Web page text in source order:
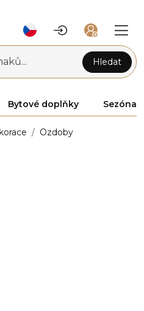
Hledat
Bytové doplňky Sezóna
Ozdoby